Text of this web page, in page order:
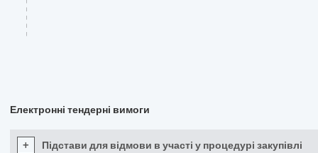
Електронні тендерні вимоги
+ Підстави для відмови в участі у процедурі закупівлі